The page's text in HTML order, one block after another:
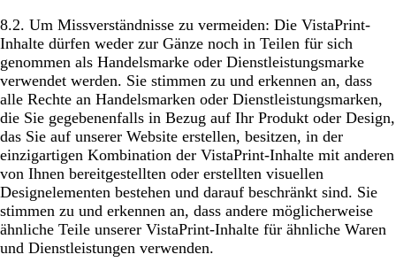
8.2. Um Missverständnisse zu vermeiden: Die VistaPrint-
Inhalte dürfen weder zur Gänze noch in Teilen für sich
genommen als Handelsmarke oder Dienstleistungsmarke
verwendet werden. Sie stimmen zu und erkennen an, dass
alle Rechte an Handelsmarken oder Dienstleistungsmarken,
die Sie gegebenenfalls in Bezug auf Ihr Produkt oder Design,
das Sie auf unserer Website erstellen, besitzen, in der
einzigartigen Kombination der VistaPrint-Inhalte mit anderen
von Ihnen bereitgestellten oder erstellten visuellen
Designelementen bestehen und darauf beschränkt sind. Sie
stimmen zu und erkennen an, dass andere möglicherweise
ähnliche Teile unserer VistaPrint-Inhalte für ähnliche Waren
und Dienstleistungen verwenden.